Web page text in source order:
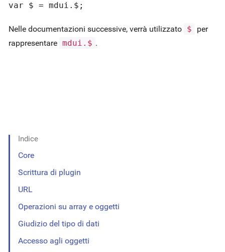
var $ = mdui.$;
Nelle documentazioni successive, verrà utilizzato $
per
rappresentare mdui.$ .
Indice
Core
Scrittura di plugin
URL
Operazioni su array e oggetti
Giudizio del tipo di dati
Accesso agli oggetti